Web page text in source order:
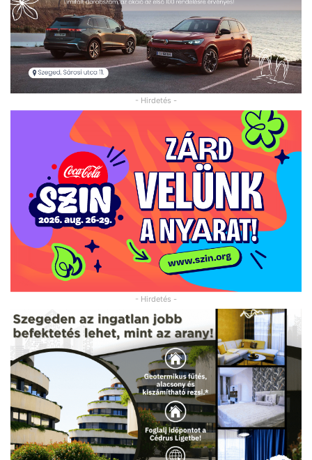
- Hirdetés -
- Hirdetés -